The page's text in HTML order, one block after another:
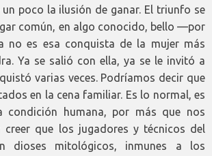
poco la ilusión de ganar. El triunfo se
común, en algo conocido, bello —por
no es esa conquista de la mujer más
Ya se salió con ella, ya se le invitó a
varias veces. Podríamos decir que
en la cena familiar. Es lo normal, es
condición humana, por más que nos
creer que los jugadores y técnicos del
dioses mitológicos, inmunes a los